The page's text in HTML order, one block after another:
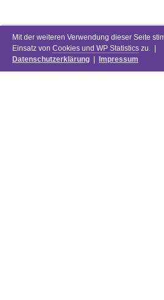
Mit der weiteren Verwendung dieser Seite
Einsatz von Cookies und WP Statistics zu. |
Datenschutzerklärung
Impressum